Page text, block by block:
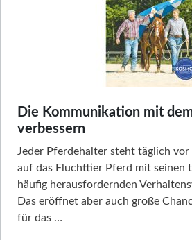
Die Kommunikation mit
verbessern
Jeder Pferdehalter steht täglich vor
auf das Fluchttier Pferd mit seinen
häufig herausfordernden
Das eröffnet aber auch große
für das …